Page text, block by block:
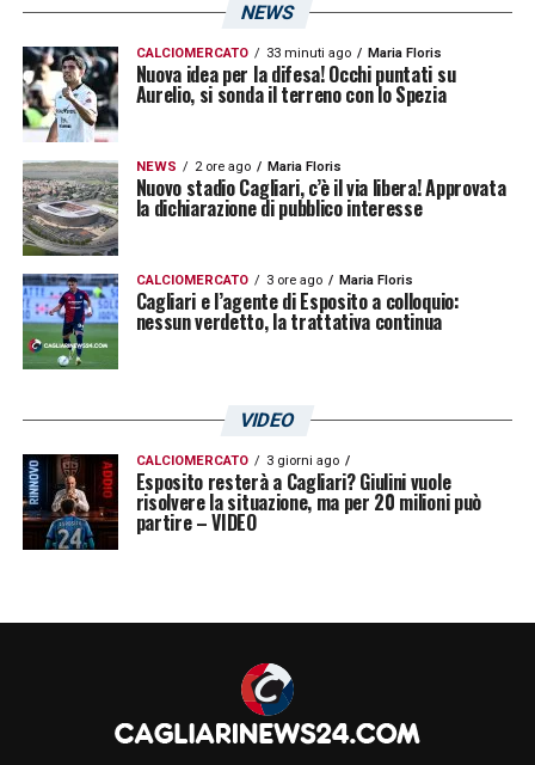
NEWS
CALCIOMERCATO 33 minuti ago Maria Floris
Nuova idea per la difesa! Occhi puntati su
Aurelio, si sonda il terreno con lo Spezia
NEWS 2 ore ago Maria Floris
Nuovo stadio Cagliari, c’è il via libera! Approvata
la dichiarazione di pubblico interesse
CALCIOMERCATO 3 ore ago Maria Floris
Cagliari e l’agente di Esposito a colloquio:
nessun verdetto, la trattativa continua
VIDEO
CALCIOMERCATO 3 giorni ago
Esposito resterà a Cagliari? Giulini vuole
risolvere la situazione, ma per 20 milioni può
partire – VIDEO